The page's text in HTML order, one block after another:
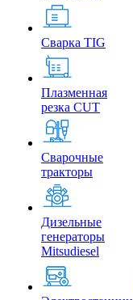
Сварка TIG
Плазменная
резка CUT
Сварочные
тракторы
Дизельные
генераторы
Mitsudiesel